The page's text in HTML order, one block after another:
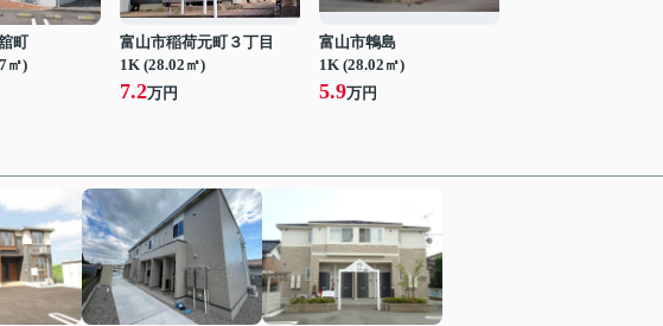
町
㎡)
富山市稲荷元町３丁目
1K (28.02㎡)
7.2万円
富山市鵯島
1K (28.02㎡)
5.9万円